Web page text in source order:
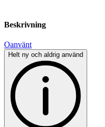
Beskrivning
Oanvänt
Helt ny och aldrig använd